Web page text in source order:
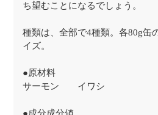
ち望むことになるでしょう。
種類は、全部で4種類。各80g缶
イズ。
●原材料
サーモン イワシ